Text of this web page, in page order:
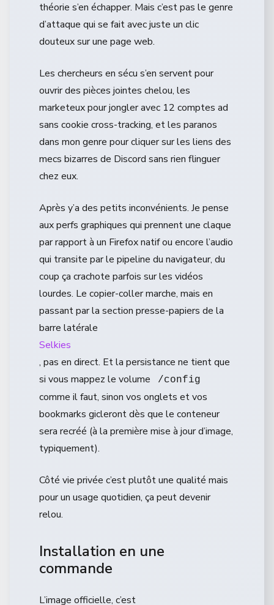
théorie s’en échapper. Mais c’est pas le genre
d’attaque qui se fait avec juste un clic
douteux sur une page web.
Les chercheurs en sécu s’en servent pour
ouvrir des pièces jointes chelou, les
marketeux pour jongler avec 12 comptes ad
sans cookie cross-tracking, et les paranos
dans mon genre pour cliquer sur les liens des
mecs bizarres de Discord sans rien flinguer
chez eux.
Après y’a des petits inconvénients. Je pense
aux perfs graphiques qui prennent une claque
par rapport à un Firefox natif ou encore l’audio
qui transite par le pipeline du navigateur, du
coup ça crachote parfois sur les vidéos
lourdes. Le copier-coller marche, mais en
passant par la section presse-papiers de la
barre latérale
Selkies
, pas en direct. Et la persistance ne tient que
si vous mappez le volume
/config
comme il faut, sinon vos onglets et vos
bookmarks gicleront dès que le conteneur
sera recréé (à la première mise à jour d’image,
typiquement).
Côté vie privée c’est plutôt une qualité mais
pour un usage quotidien, ça peut devenir
relou.
Installation en une
commande
L’image officielle, c’est